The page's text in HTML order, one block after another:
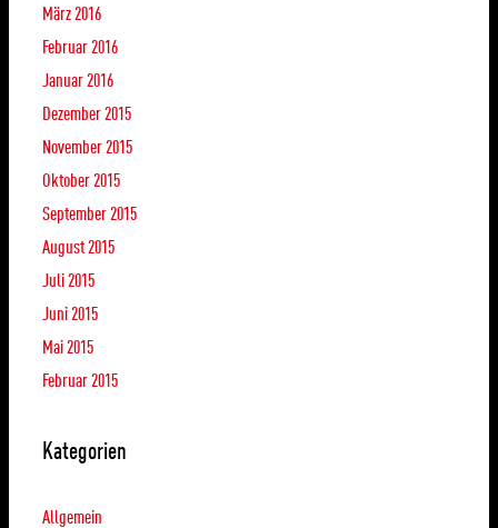
März 2016
Februar 2016
Januar 2016
Dezember 2015
November 2015
Oktober 2015
September 2015
August 2015
Juli 2015
Juni 2015
Mai 2015
Februar 2015
Kategorien
Allgemein